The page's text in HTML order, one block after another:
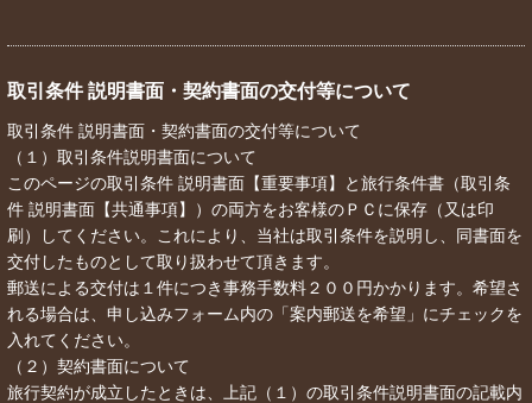
取引条件 説明書面・契約書面の交付等について
取引条件 説明書面・契約書面の交付等について
（１）取引条件説明書面について
このページの取引条件 説明書面【重要事項】と旅行条件書（取引条
件 説明書面【共通事項】）の両方をお客様のＰＣに保存（又は印
刷）してください。これにより、当社は取引条件を説明し、同書面を
交付したものとして取り扱わせて頂きます。
郵送による交付は１件につき事務手数料２００円かかります。希望さ
れる場合は、申し込みフォーム内の「案内郵送を希望」にチェックを
入れてください。
（２）契約書面について
旅行契約が成立したときは、上記（１）の取引条件説明書面の記載内